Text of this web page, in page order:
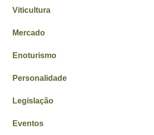
Viticultura
Mercado
Enoturismo
Personalidade
Legislação
Eventos